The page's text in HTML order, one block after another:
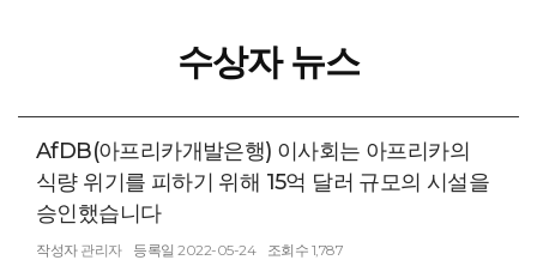
수상자 뉴스
AfDB(아프리카개발은행) 이사회는 아프리카의
식량 위기를 피하기 위해 15억 달러 규모의 시설을
승인했습니다
작성자 관리자 등록일 2022-05-24 조회수 1,787